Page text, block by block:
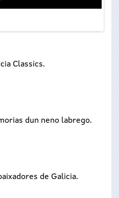
Classics.
dun neno labrego.
de Galicia.